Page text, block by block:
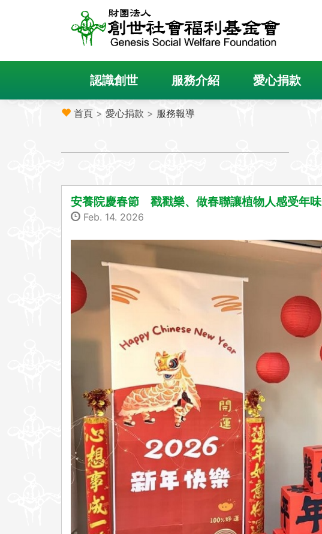
認識創世 服務介紹 愛心捐款
首頁 > 愛心捐款 > 服務報導
安養院慶春節 戳戳樂、做春聯讓植物人感受年味
Feb. 14. 2026